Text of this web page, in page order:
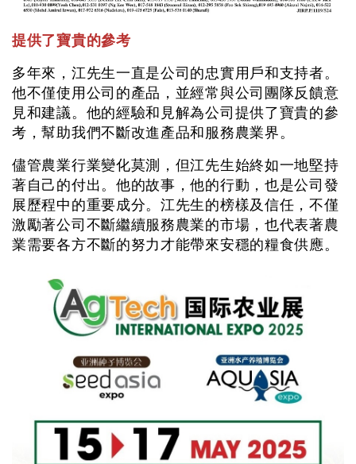
提供了寶貴的參考
多年來，江先生一直是公司的忠實用戶和支持者。
他不僅使用公司的產品，並經常與公司團隊反饋意
見和建議。他的經驗和見解為公司提供了寶貴的參
考，幫助我們不斷改進產品和服務農業界。
儘管農業行業變化莫測，但江先生始終如一地堅持
著自己的付出。他的故事，他的行動，也是公司發
展歷程中的重要成分。江先生的榜樣及信任，不僅
激勵著公司不斷繼續服務農業的市場，也代表著農
業需要各方不斷的努力才能帶來安穩的糧食供應。